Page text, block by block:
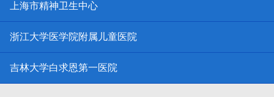
上海市精神卫生中心
浙江大学医学院附属儿童医院
吉林大学白求恩第一医院